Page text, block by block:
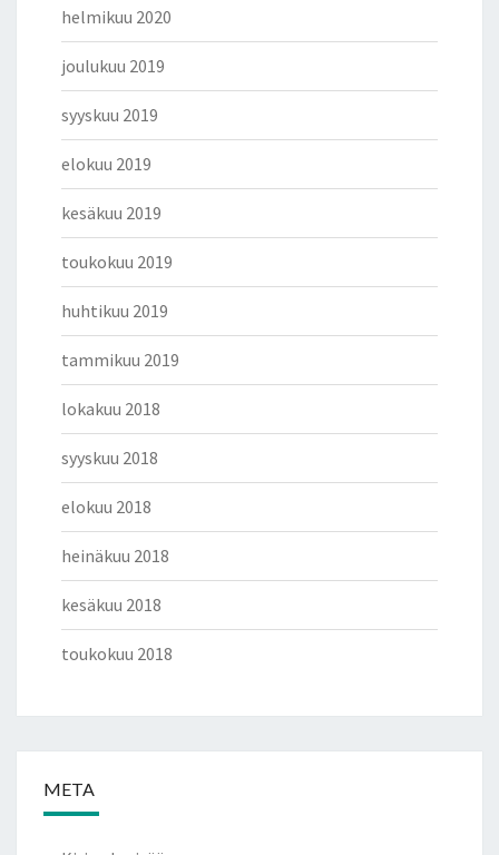
helmikuu 2020
joulukuu 2019
syyskuu 2019
elokuu 2019
kesäkuu 2019
toukokuu 2019
huhtikuu 2019
tammikuu 2019
lokakuu 2018
syyskuu 2018
elokuu 2018
heinäkuu 2018
kesäkuu 2018
toukokuu 2018
META